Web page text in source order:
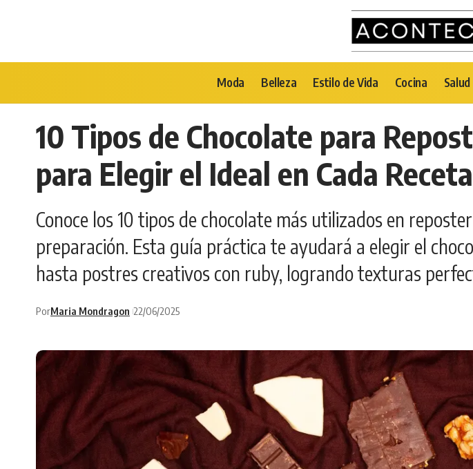
Moda Belleza Estilo de Vida Cocina Salud
10 Tipos de Chocolate para
para Elegir el Ideal en Cada Receta
Conoce los 10 tipos de chocolate más utilizados en
preparación. Esta guía práctica te ayudará a elegir el
hasta postres creativos con ruby, logrando texturas
PorMaria Mondragon 22/06/2025